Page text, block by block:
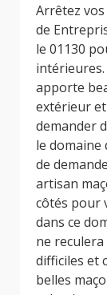
Arrêtez
de
le 01130
intérieures.
apporte
extérieur
demander
le domaine
de
artisan
côtés pour
dans ce
ne
difficiles et
belles